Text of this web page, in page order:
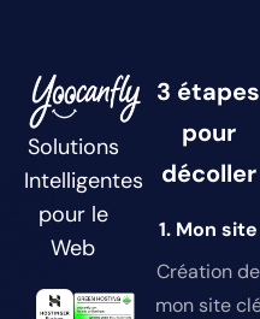
Solutions
Intelligentes
pour le
Web
3 étapes
pour
décoller
1. Mon site
Création de
mon site